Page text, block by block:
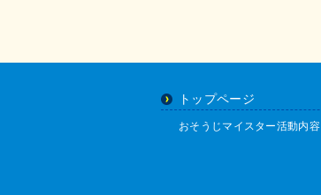
トップページ
おそうじマイスター活動内容